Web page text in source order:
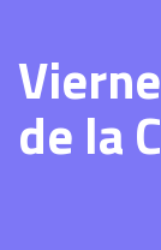
de la